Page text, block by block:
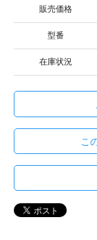
販売価格
型番
在庫状況
こ